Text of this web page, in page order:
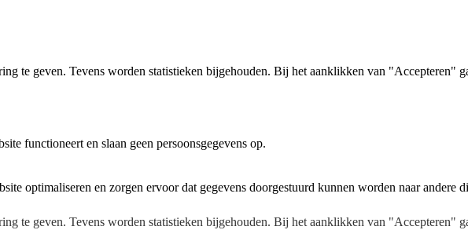
te geven. Tevens worden statistieken bijgehouden. Bij het aanklikken van "Accepteren"
te geven. Tevens worden statistieken bijgehouden. Bij het aanklikken van "Accepteren"
functioneert en slaan geen persoonsgegevens op.
optimaliseren en zorgen ervoor dat gegevens doorgestuurd kunnen worden naar andere